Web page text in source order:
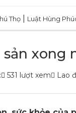
Luật Hùng Phúc hoàn
xong
531 lượt xem Lao